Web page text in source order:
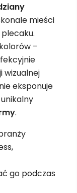
mieści
–
wizualnej
eksponuje
.
go podczas